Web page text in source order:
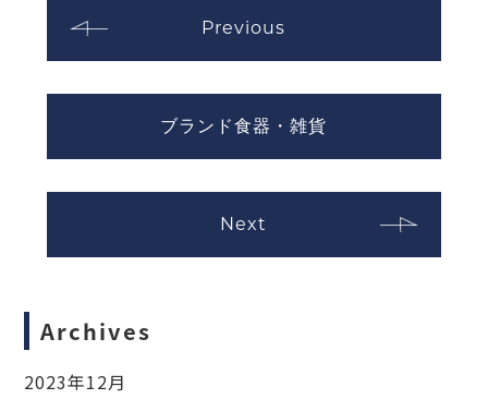
Previous
ブランド食器・雑貨
Next
Archives
2023年12月